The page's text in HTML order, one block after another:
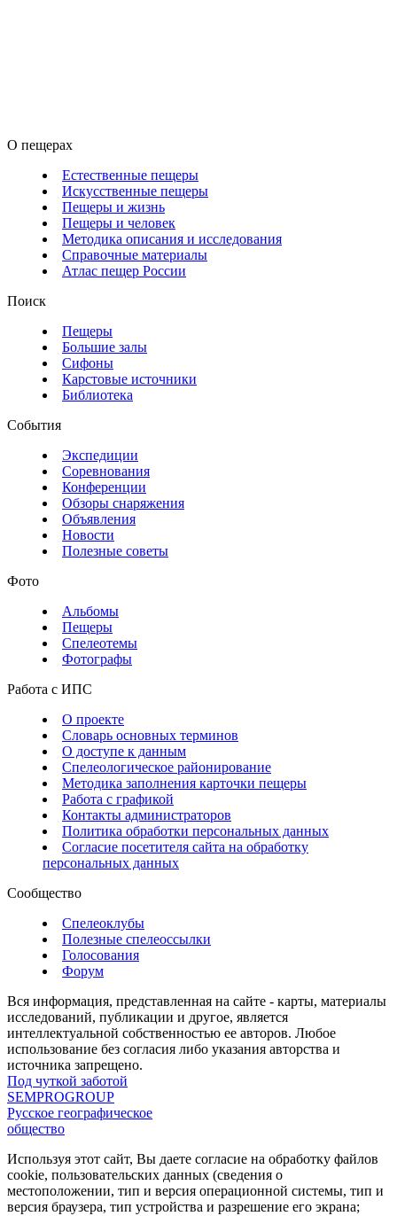
О пещерах
Естественные пещеры
Искусственные пещеры
Пещеры и жизнь
Пещеры и человек
Методика описания и исследования
Справочные материалы
Атлас пещер России
Поиск
Пещеры
Большие залы
Сифоны
Карстовые источники
Библиотека
События
Экспедиции
Соревнования
Конференции
Обзоры снаряжения
Объявления
Новости
Полезные советы
Фото
Альбомы
Пещеры
Спелеотемы
Фотографы
Работа с ИПС
О проекте
Словарь основных терминов
О доступе к данным
Спелеологическое районирование
Методика заполнения карточки пещеры
Работа с графикой
Контакты администраторов
Политика обработки персональных данных
Согласие посетителя сайта на обработку
персональных данных
Сообщество
Спелеоклубы
Полезные спелеоссылки
Голосования
Форум
Вся информация, представленная на сайте - карты, материалы
исследований, публикации и другое, является
интеллектуальной собственностью ее авторов. Любое
использование без согласия либо указания авторства и
источника запрещено.
Под чуткой заботой
SEMPROGROUP
Русское географическое
общество
Используя этот сайт, Вы даете согласие на обработку файлов
cookie, пользовательских данных (сведения о
местоположении, тип и версия операционной системы, тип и
версия браузера, тип устройства и разрешение его экрана;